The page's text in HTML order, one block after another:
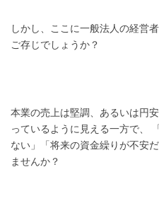
しかし、ここに一般法人の経営
ご存じでしょうか？
本業の売上は堅調、あるいは円
っているように見える一方で、
ない」「将来の資金繰りが不安
ませんか？